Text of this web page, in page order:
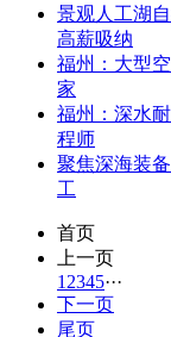
景观人工湖
高薪吸纳
福州：大型
家
福州：深水
程师
聚焦深海装
工
首页
上一页
1 2345···
下一页
尾页